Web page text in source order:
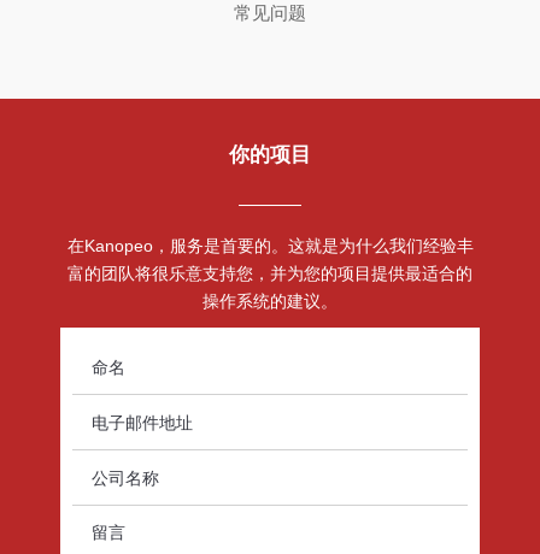
常见问题
你的项目
在Kanopeo，服务是首要的。这就是为什么我们经验丰
富的团队将很乐意支持您，并为您的项目提供最适合的
操作系统的建议。